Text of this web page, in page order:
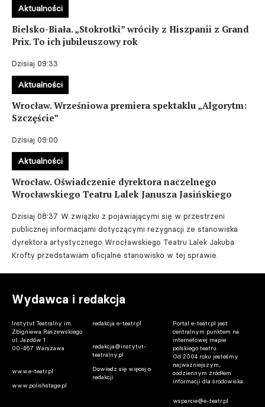
Bielsko-Biała. „Stokrotki” wróciły z Hiszpanii z Grand
Prix. To ich jubileuszowy rok
Dzisiaj 09:33
Aktualności
Wrocław. Wrześniowa premiera spektaklu „Algorytm:
Szczęście”
Dzisiaj 09:00
Aktualności
Wrocław. Oświadczenie dyrektora naczelnego
Wrocławskiego Teatru Lalek Janusza Jasińskiego
Dzisiaj 08:37 W związku z pojawiającymi się w przestrzeni
publicznej informacjami dotyczącymi rezygnacji ze stanowiska
dyrektora artystycznego Wrocławskiego Teatru Lalek Jakuba
Krofty przedstawiam oficjalne stanowisko w tej sprawie.
Aktualności
Wydawca i redakcja
Instytut Teatralny im.
Zbigniewa Raszewskiego
ul. Jazdów 1
00-467 Warszawa
www.e-teatr.pl
www.polishstage.pl
redakcja e-teatr.pl
redakcja@instytut-
teatralny.pl
Dowiedz się więcej o
redakcji
Portal e-teatr.pl jest
centralnym punktem na
internetowej mapie
polskiego teatru.
Od 2004 roku jesteśmy
najważniejszym,
codziennym źródłem
informacji dla środowiska.
wsparcie@e-teatr.pl